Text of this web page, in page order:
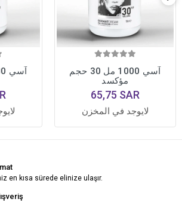
آسي 1000 مل 30 حجم
مؤكسد
65,75 SAR
لايوجد في المخزن
en kısa sürede elinize ulaşır.